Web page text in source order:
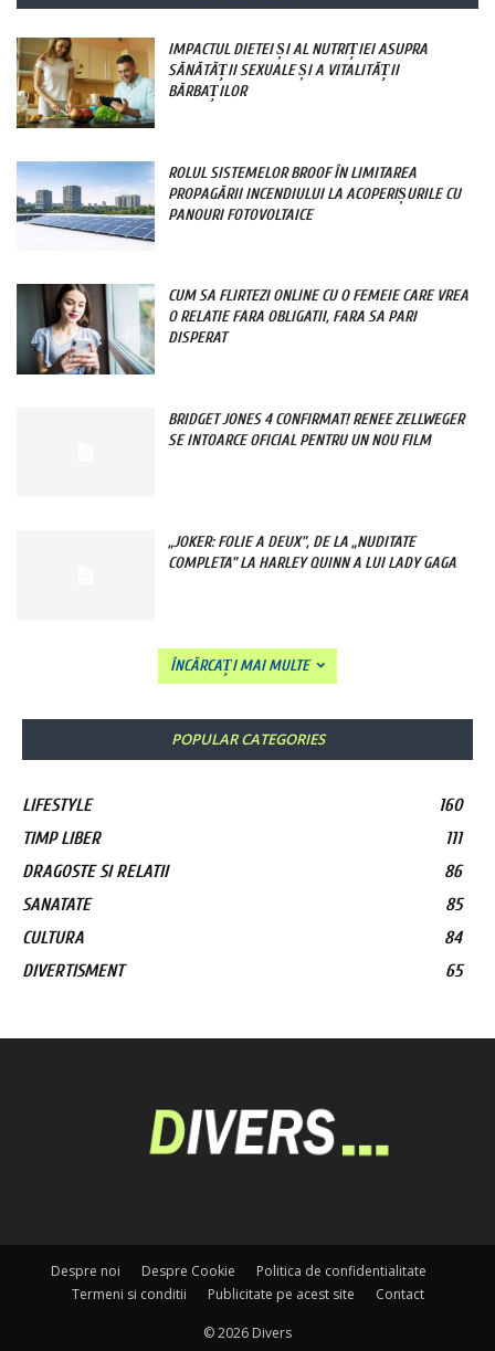
IMPACTUL DIETEI ȘI AL NUTRIȚIEI ASUPRA
SĂNĂTĂȚII SEXUALE ȘI A VITALITĂȚII
BĂRBAȚILOR
ROLUL SISTEMELOR BROOF ÎN LIMITAREA
PROPAGĂRII INCENDIULUI LA ACOPERIȘURILE CU
PANOURI FOTOVOLTAICE
CUM SA FLIRTEZI ONLINE CU O FEMEIE CARE VREA
O RELATIE FARA OBLIGATII, FARA SA PARI
DISPERAT
BRIDGET JONES 4 CONFIRMAT! RENEE ZELLWEGER
SE INTOARCE OFICIAL PENTRU UN NOU FILM
„JOKER: FOLIE A DEUX”, DE LA „NUDITATE
COMPLETA” LA HARLEY QUINN A LUI LADY GAGA
ÎNCĂRCAȚI MAI MULTE
POPULAR CATEGORIES
LIFESTYLE
160
TIMP LIBER
111
DRAGOSTE SI RELATII
86
SANATATE
85
CULTURA
84
DIVERTISMENT
65
Despre noi Despre Cookie
Politica de confidentialitate
Termeni si conditii
Publicitate pe acest site Contact
© 2026 Divers